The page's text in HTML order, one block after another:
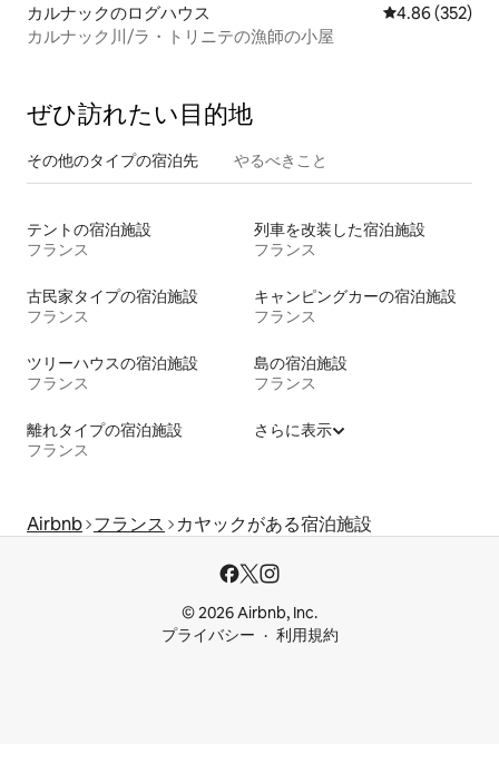
カルナックのログハウス レビュー352
4.86 (352)
カルナック川/ラ・トリニテの漁師の小屋
ぜひ訪⁠れ⁠た⁠い目⁠的⁠地
その他のタ⁠イ⁠プ⁠の宿⁠泊⁠先 やるべきこと
テントの宿泊施設
フランス
列車を改装した宿泊施設
フランス
古民家タイプの宿泊施設
フランス
キャンピングカーの宿泊施設
フランス
ツリーハウスの宿泊施設
フランス
島の宿泊施設
フランス
離れタイプの宿泊施設
フランス
さらに表示
Airbnb フランス カヤックがある宿泊施設
© 2026 Airbnb, Inc.
プライバシー
利用規約